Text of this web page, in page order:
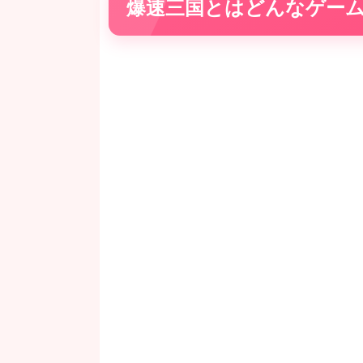
爆速三国とはどんなゲー